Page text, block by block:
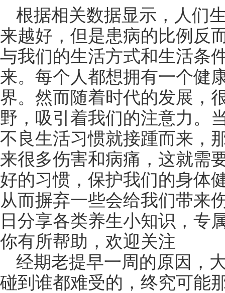
根据相关数据显示，人们
来越好，但是患病的比例反
与我们的生活方式和生活条
来。每个人都想拥有一个健
界。然而随着时代的发展，
野，吸引着我们的注意力。
不良生活习惯就接踵而来，
来很多伤害和病痛，这就需
好的习惯，保护我们的身体
从而摒弃一些会给我们带来
日分享各类养生小知识，专
你有所帮助，欢迎关注
经期老提早一周的原因，
碰到谁都难受的，终究可能